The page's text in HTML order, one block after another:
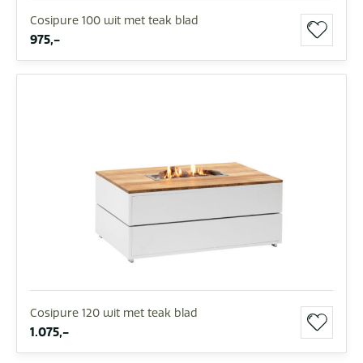
Cosipure 100 wit met teak blad
975,-
Cosipure 120 wit met teak blad
1.075,-